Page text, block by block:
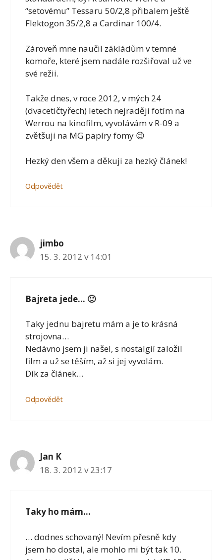
“setovému” Tessaru 50/2,8 přibalem ještě
Flektogon 35/2,8 a Cardinar 100/4.
Zároveň mne naučil zákládům v temné
komoře, které jsem nadále rozšiřoval už ve
své režii.
Takže dnes, v roce 2012, v mých 24
(dvacetičtyřech) letech nejraději fotím na
Werrou na kinofilm, vyvolávám v R-09 a
zvětšuji na MG papíry fomy 😉
Hezký den všem a děkuji za hezký článek!
Odpovědět
jimbo
15. 3. 2012 v 14:01
Bajreta jede… 🙂
Taky jednu bajretu mám a je to krásná
strojovna…
Nedávno jsem ji našel, s nostalgií založil
film a už se těším, až si jej vyvolám.
Dík za článek…
Odpovědět
Jan K
18. 3. 2012 v 23:17
Taky ho mám…
… dodnes schovaný! Nevím přesně kdy
jsem ho dostal, ale mohlo mi být tak 10.